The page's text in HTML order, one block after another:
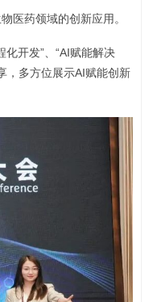
医药领域的创新应用。
开发”、“AI赋能解决
，多方位展示AI赋能创新